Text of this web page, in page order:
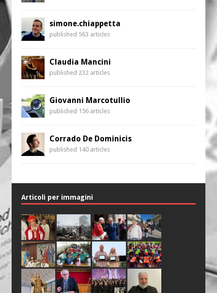
simone.chiappetta
published 563 articles
Claudia Mancini
published 232 articles
Giovanni Marcotullio
published 156 articles
Corrado De Dominicis
published 140 articles
Articoli per immagini